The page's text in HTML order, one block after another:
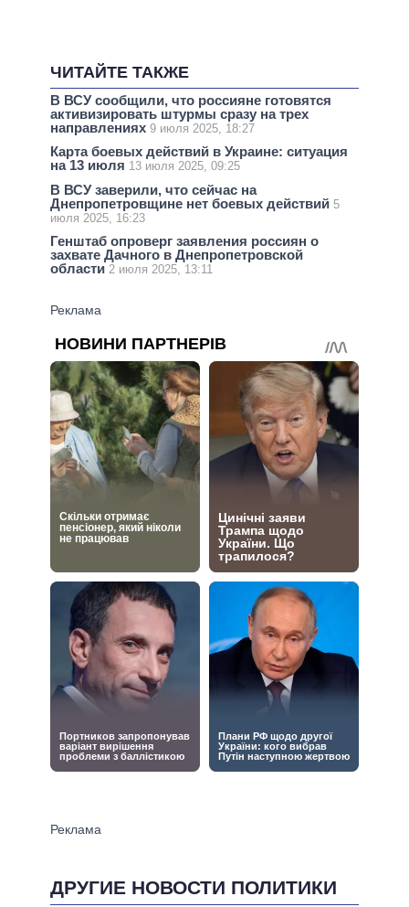
ЧИТАЙТЕ ТАКЖЕ
В ВСУ сообщили, что россияне готовятся
активизировать штурмы сразу на трех
направлениях 9 июля 2025, 18:27
Карта боевых действий в Украине: ситуация
на 13 июля 13 июля 2025, 09:25
В ВСУ заверили, что сейчас на
Днепропетровщине нет боевых действий 5
июля 2025, 16:23
Генштаб опроверг заявления россиян о
захвате Дачного в Днепропетровской
области 2 июля 2025, 13:11
ДРУГИЕ НОВОСТИ ПОЛИТИКИ